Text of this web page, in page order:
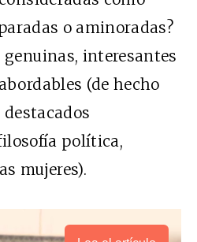
o aminoradas?
interesantes
(de hecho
política,
mujeres).